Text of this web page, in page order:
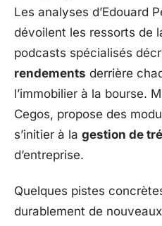
Les analyses d’Edouard
dévoilent les ressorts de
podcasts spécialisés
rendements derrière
l’immobilier à la bourse.
Cegos, propose des
s’initier à la gestion de
d’entreprise.
Quelques pistes
durablement de